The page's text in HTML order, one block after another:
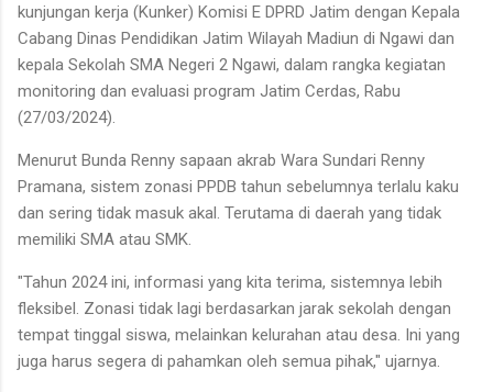
kunjungan kerja (Kunker) Komisi E DPRD Jatim dengan Kepala
Cabang Dinas Pendidikan Jatim Wilayah Madiun di Ngawi dan
kepala Sekolah SMA Negeri 2 Ngawi, dalam rangka kegiatan
monitoring dan evaluasi program Jatim Cerdas, Rabu
(27/03/2024).
Menurut Bunda Renny sapaan akrab Wara Sundari Renny
Pramana, sistem zonasi PPDB tahun sebelumnya terlalu kaku
dan sering tidak masuk akal. Terutama di daerah yang tidak
memiliki SMA atau SMK.
"Tahun 2024 ini, informasi yang kita terima, sistemnya lebih
fleksibel. Zonasi tidak lagi berdasarkan jarak sekolah dengan
tempat tinggal siswa, melainkan kelurahan atau desa. Ini yang
juga harus segera di pahamkan oleh semua pihak," ujarnya.